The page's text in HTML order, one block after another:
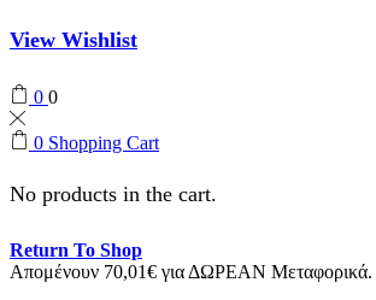
View Wishlist
0 0
0 Shopping Cart
No products in the cart.
Return To Shop
Απομένουν 70,01€ για ΔΩΡΕΑΝ Μεταφορικά.